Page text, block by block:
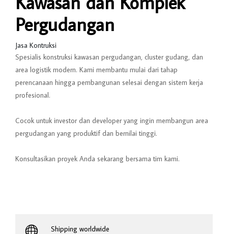
Pergudangan
Jasa Kontruksi
Spesialis konstruksi kawasan pergudangan, cluster gudang, dan
area logistik modern. Kami membantu mulai dari tahap
perencanaan hingga pembangunan selesai dengan sistem kerja
profesional.
Cocok untuk investor dan developer yang ingin membangun area
pergudangan yang produktif dan bernilai tinggi.
Konsultasikan proyek Anda sekarang bersama tim kami.
Shipping worldwide